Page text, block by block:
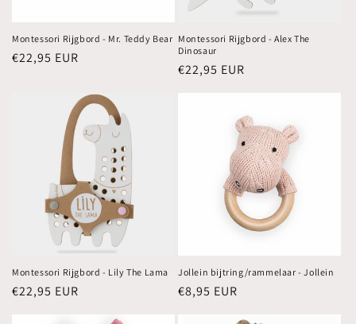
Montessori Rijgbord - Mr. Teddy Bear
Normale
€22,95 EUR
Montessori Rijgbord - Alex The
Dinosaur
Normale
€22,95 EUR
Montessori Rijgbord - Lily The Lama
Normale
€22,95 EUR
Jollein bijtring/rammelaar - Jollein
Normale
€8,95 EUR